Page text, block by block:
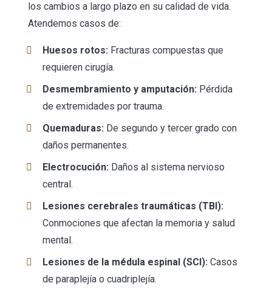
los cambios a largo plazo en su calidad de vida.
Atendemos casos de:
Huesos rotos: Fracturas compuestas que
requieren cirugía.
Desmembramiento y amputación: Pérdida
de extremidades por trauma.
Quemaduras: De segundo y tercer grado con
daños permanentes.
Electrocución: Daños al sistema nervioso
central.
Lesiones cerebrales traumáticas (TBI):
Conmociones que afectan la memoria y salud
mental.
Lesiones de la médula espinal (SCI): Casos
de paraplejía o cuadriplejía.